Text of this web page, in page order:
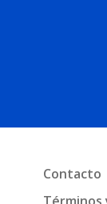
Contacto